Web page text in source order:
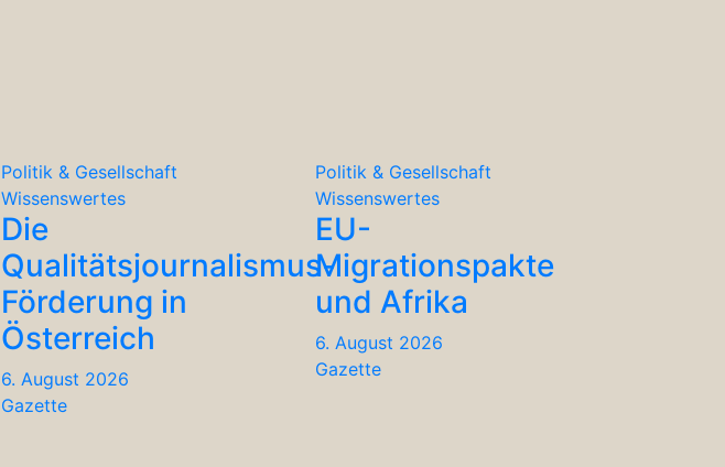
Politik & Gesellschaft
Wissenswertes
Die
Qualitätsjournalismus-
Förderung in
Österreich
6. August 2026
Gazette
Politik & Gesellschaft
Wissenswertes
EU-
Migrationspakte
und Afrika
6. August 2026
Gazette